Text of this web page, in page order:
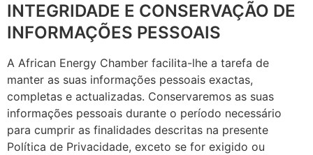
INTEGRIDADE E CONSERVAÇÃO DE
INFORMAÇÕES PESSOAIS
A African Energy Chamber facilita-lhe a tarefa de
manter as suas informações pessoais exactas,
completas e actualizadas. Conservaremos as suas
informações pessoais durante o período necessário
para cumprir as finalidades descritas na presente
Política de Privacidade, exceto se for exigido ou